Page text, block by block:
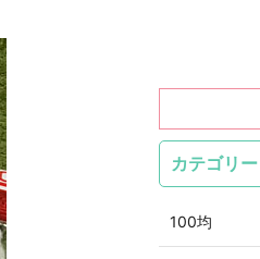
カテゴリー
100均